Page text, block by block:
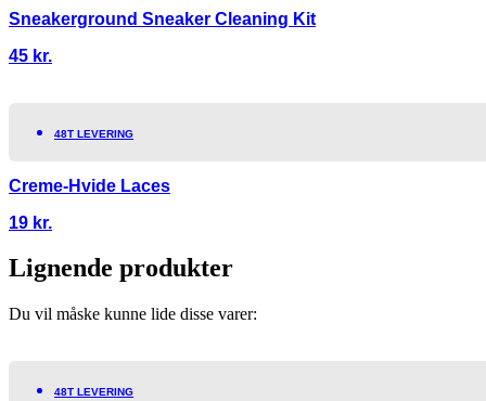
Sneakerground Sneaker Cleaning Kit
45 kr.
48T LEVERING
Creme-Hvide Laces
19 kr.
Lignende produkter
Du vil måske kunne lide disse varer:
48T LEVERING